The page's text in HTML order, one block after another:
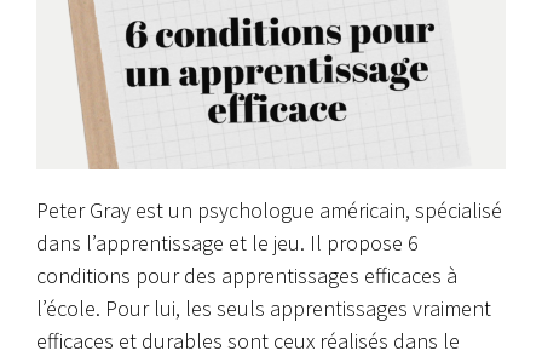
Peter Gray est un psychologue américain, spécialisé
dans l’apprentissage et le jeu. Il propose 6
conditions pour des apprentissages efficaces à
l’école. Pour lui, les seuls apprentissages vraiment
efficaces et durables sont ceux réalisés dans le